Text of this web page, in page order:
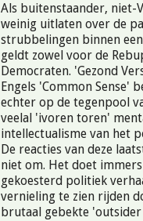
Als buitenstaander, niet-
weinig uitlaten over de
strubbelingen binnen
geldt zowel voor de
Democraten. 'Gezond
Engels 'Common Sense'
echter op de tegenpool
veelal 'ivoren toren'
intellectualisme van het
De reacties van deze
niet om. Het doet
gekoesterd politiek
vernieling te zien rijden
brutaal gebekte